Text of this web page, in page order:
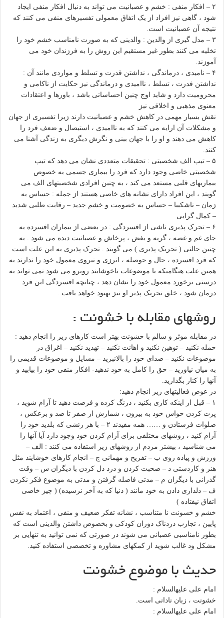
۲ – افکار منفی : خشم و عصبانیت می تواند به دنبال افکار منفی ایجاد
شود ، گاهی نیز افراد از یک اتفاق معمولی تفسیرهای منفی می کنند که
نتیجه آن عصبانیت است.
۳ – مدل گیری از والدین : والدینی که به صورت نامناسب خشم خود را
تخلیه می کنند بطور غیر مستقیم این روش را به فرزندان خود می
آموزند.
۴ – نامیدی ، درماندگی ، نداشتن قدرت و تسلط و مواردی مانند آن :
نداشتن فدرت ، تسلط ، ناامیدی و درماندگی نیز حکایت از ناکامی و
محرومیت دارد و شاید اوج چنین احساساتی باشد ، باورها و اعتقادات
معنوی مذهبی و اخلاقی نیز
نقش بسیار مهمی در کاهش خشم و عصبانیت دارند زیرا تفسیری از جهان
و مشکلات آن ارایه می کنند که به ناامیدی ، استیصال و ضعف فرد را
کاهش می دهند و او را با جهان بینی و نگرش دیگری به زندگی آشنا می
کنند.
۵ – تیپ الف شخصیتی : تحقیقات متعددی نشان می دهد که تیپ
شخصیتی خاصی وجود دارد که فرد را بیماری جسمی به خصوص
بیماریهای قلبی مستعد می کند ، به چنین افرادی شخصیتهای الف می
گویند ، این افراد دارای نشانه های خاصی هستند از جمله : حساس به
زمان – ناشکیبا – حساس به خصومت و خشم جدید – رقابت طلبی شدید
– کمال گرایی
۶ – تحرک پذیری ناشی از افسردگی : در بعضی از بیماران افسرده به
جای غم و غصه ، گریه و بغض ، پرخاش و عصبانیت دیده می شود . به
چنین حالتی ( تحریک پذیری ) می گویند . تحرک پذیری به این علت است
که فرد افسرده ، حال و حوصله ، انرزی و نیروی معمول خود را ندارند به
همین علت هنگامیکه با موضوعات ناخوشایند روبرو می شود نمی تواند به
درستی برخورد معمول خود را نشان دهد ، چنانچه افسردگی این فرد
درمان شود ، خلق تحریک پذیر او نیز بهبود خواهد یافت .
روشهای مقابله با خشونت :
در مقابله موثر و سالم با خشونت بهتر است کارهای زیر را انجام دهید :
حمله نکنید – توهین نکنید و اهانت نکنید – تهدید نکنید – اغراق در
موضوعات نکنید – صدای خود را بالانبرید – مسایل و موضوعات قدیمی را
به میان نیاورید – حق را کامل به خود ندهید- افکار منفی خود را بیابید و
آنها را کنار بگذارید.
در عوض فعالیتهای زیر انجام دهید:
۱ – قبل از اینکه کاری بکنید ، درنگ کرده و فرصت دهید تا آرام شوید ،
پرت کردن حواس خود به بیرون ، شمارش از صفر تا صد و برعکس ،
صلوات فرستادن و …… همه مفیدند ۲ – با هر رئشی که بلدید خود را
آرام کنید ، روشهای مختلفی برای آرام کردن خود وجود دارد آیا آنها را
می شناسید ، بیشتر مردم از روشهای زیر استفاده می کنند : الف –
ورزش و پیاده روی ب – تفریح و مهمانی ج – انجام کارهای خوشایند مثل
هنر و کاردستی د – صحبت کردن و درد دل کردن با دیگران س – وقت
گذرانی با دیگران م – مدتی فاصله گرفتن و مدتی به موضوع فکر نکردن
ف – دلداری دادن به خود مانند ( دنیا که به آخر نرسیده) ( چیز خاصی
اتفاق نیفتاده )
خشم و خسونت نا متناسب ، نشانه تفکر ضعیف و منفی ، اعتماد به نفس
پایین ، تجارب دردناک دوران کودکی و بخصوص داشتن والدینی است که
بطور نامناسبی عصبانی می شوند در صورتی که نمی توانید به تنهایی بر
مشکل ود غالب شوید از کمکهای مشاوره و تخصصی استفاده کنید.
حدیث با موضوع خشونت
امام على علیه‏السلام :
خشونت ، زبان نادانى است.
امام على علیه‏السلام :